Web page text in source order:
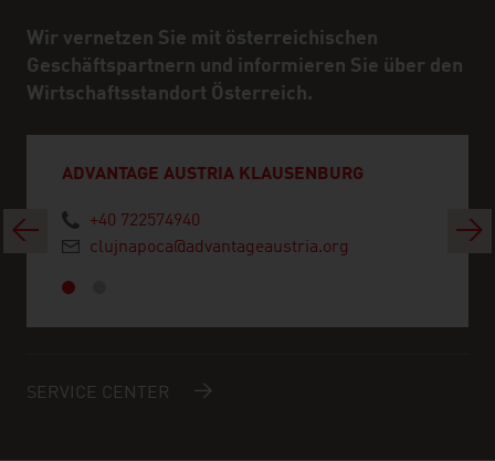
Wir vernetzen Sie mit österreichischen
Geschäftspartnern und informieren Sie über den
Wirtschaftsstandort Österreich.
ADVANTAGE AUSTRIA KLAUSENBURG
+40 722574940
clujnapoca@advantageaustria.org
Zurück
SERVICE CENTER